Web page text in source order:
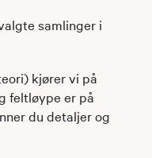
samlinger i
kjører vi på
feltløype er på
du detaljer og